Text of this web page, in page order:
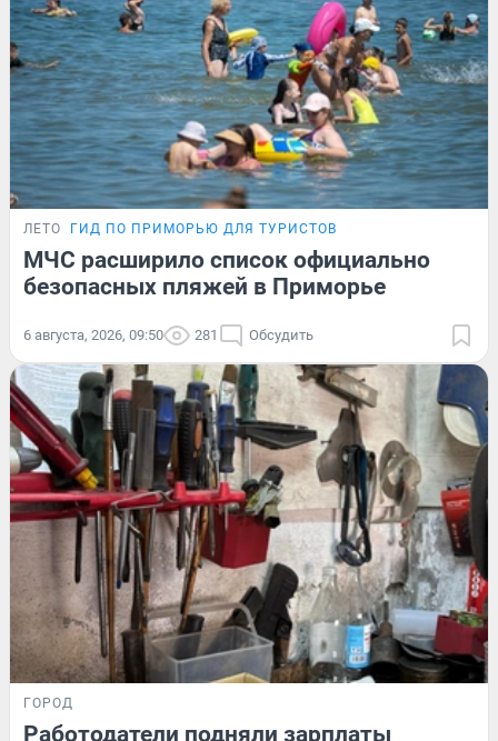
ЛЕТО ГИД ПО ПРИМОРЬЮ ДЛЯ ТУРИСТОВ
МЧС расширило список официально
безопасных пляжей в Приморье
6 августа, 2026, 09:50 281 Обсудить
ГОРОД
Работодатели подняли зарплаты